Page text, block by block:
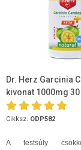
Dr. Herz Garcinia
kivonat 1000mg
+ króm
Cikksz. ODP582
A testsúly